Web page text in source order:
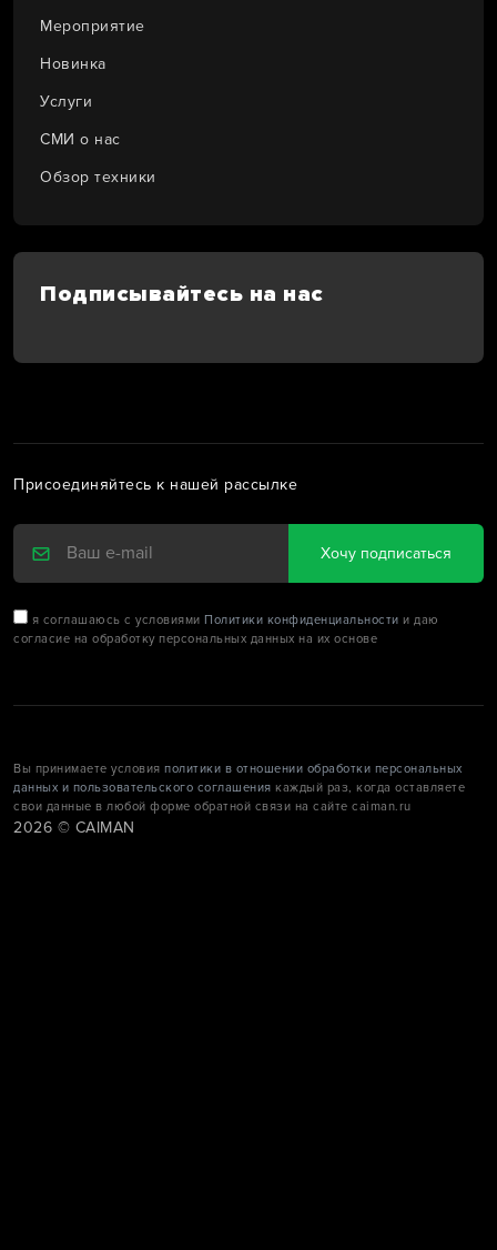
Мероприятие
Новинка
Услуги
СМИ о нас
Обзор техники
Подписывайтесь на нас
Присоединяйтесь к нашей рассылке
Хочу подписаться
я соглашаюсь с условиями Политики конфиденциальности и даю
согласие на обработку персональных данных на их основе
Вы принимаете условия политики в отношении обработки персональных
данных и пользовательского соглашения каждый раз, когда оставляете
свои данные в любой форме обратной связи на сайте caiman.ru
2026 © CAIMAN